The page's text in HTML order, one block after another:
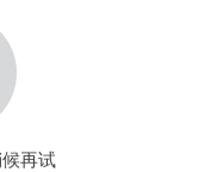
再试